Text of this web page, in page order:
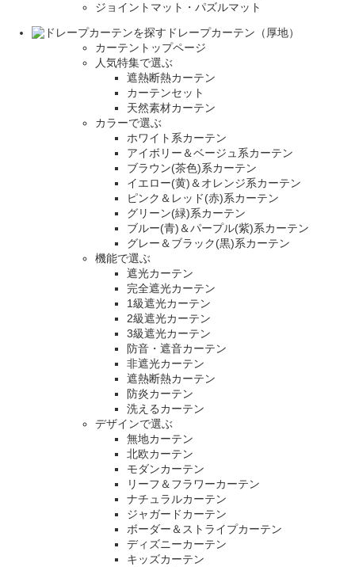
ジョイントマット・パズルマット
ドレープカーテン（厚地）
カーテントップページ
人気特集で選ぶ
遮熱断熱カーテン
カーテンセット
天然素材カーテン
カラーで選ぶ
ホワイト系カーテン
アイボリー＆ベージュ系カーテン
ブラウン(茶色)系カーテン
イエロー(黄)＆オレンジ系カーテン
ピンク＆レッド(赤)系カーテン
グリーン(緑)系カーテン
ブルー(青)＆パープル(紫)系カーテン
グレー＆ブラック(黒)系カーテン
機能で選ぶ
遮光カーテン
完全遮光カーテン
1級遮光カーテン
2級遮光カーテン
3級遮光カーテン
防音・遮音カーテン
非遮光カーテン
遮熱断熱カーテン
防炎カーテン
洗えるカーテン
デザインで選ぶ
無地カーテン
北欧カーテン
モダンカーテン
リーフ＆フラワーカーテン
ナチュラルカーテン
ジャガードカーテン
ボーダー＆ストライプカーテン
ディズニーカーテン
キッズカーテン